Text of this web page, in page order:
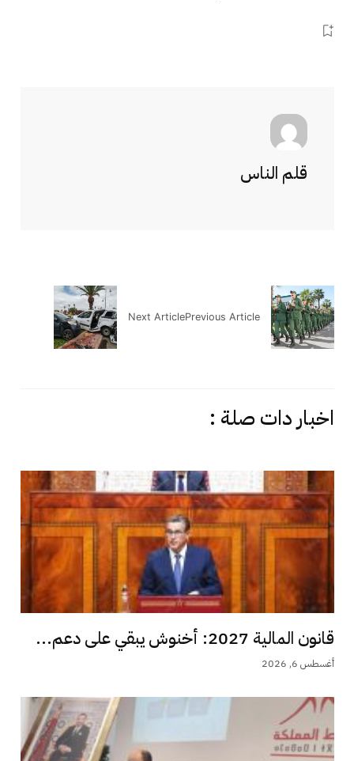
قلم الناس
Previous Article
Next Article
اخبار دات صلة :
قانون المالية 2027: أخنوش يبقي على دعم...
أغسطس 6, 2026